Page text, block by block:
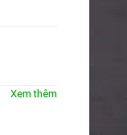
Xem thêm